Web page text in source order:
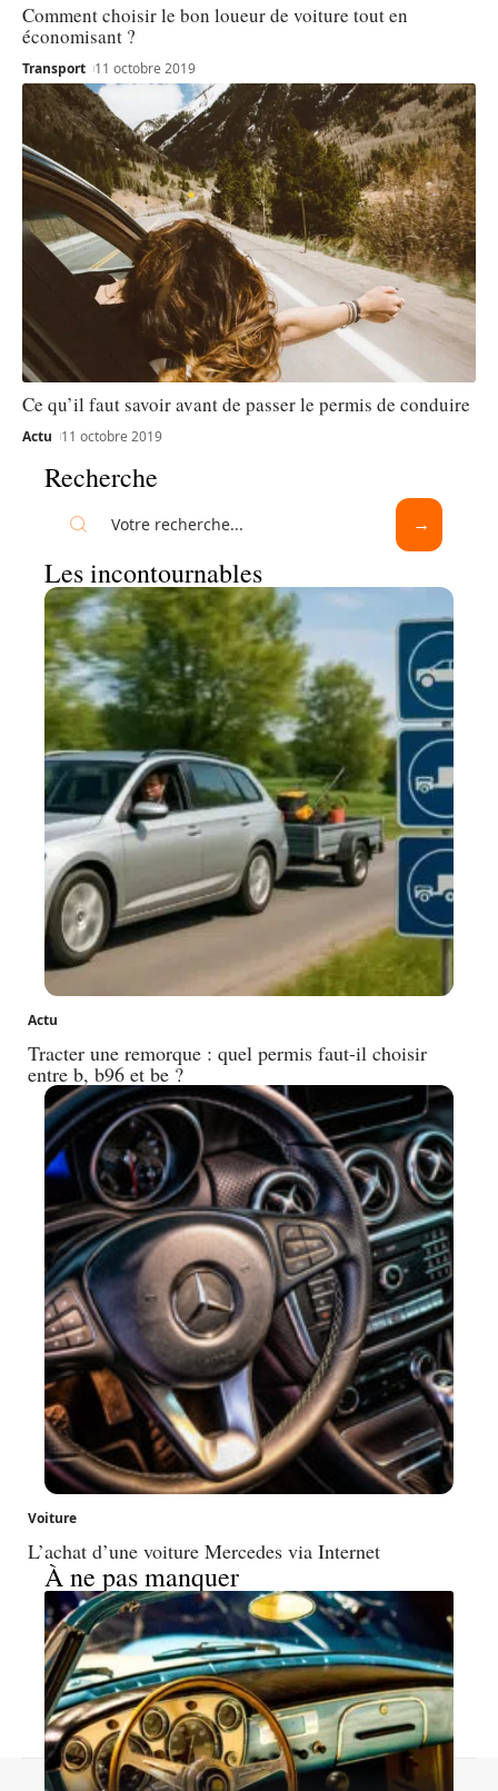
Comment choisir le bon loueur de voiture tout en
économisant ?
Transport 11 octobre 2019
Ce qu’il faut savoir avant de passer le permis de conduire
Actu 11 octobre 2019
Recherche
Les incontournables
Actu
Tracter une remorque : quel permis faut-il choisir
entre b, b96 et be ?
Voiture
L’achat d’une voiture Mercedes via Internet
À ne pas manquer
Contact Mentions légales Sitemap